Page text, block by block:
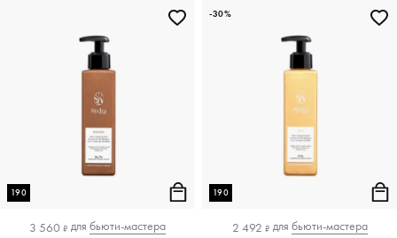
190
3 560 ₽ для бьюти-мастера
190
2 492 ₽ для бьюти-мастера
-30%